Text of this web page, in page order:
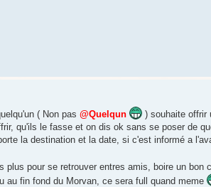
( Non pas @Quelqun
) souhaite offrir
qu'ils le fasse et on dis ok sans se poser de
la destination et la date, si c'est informé a
pour se retrouver entres amis, boire un bon
au fin fond du Morvan, ce sera full quand meme